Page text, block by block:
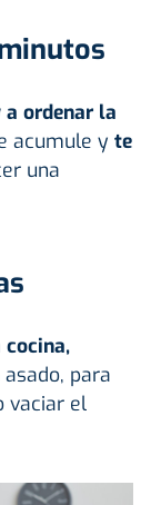
a ordenar la
acumule y te
una
cocina,
para
vaciar el